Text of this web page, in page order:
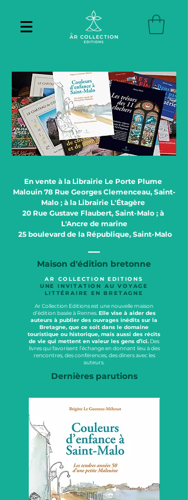
En vente à la Librairie Le Porte Plume
Malouin 78 Rue Georges Clemenceau, Saint-
Malo ; à la Librairie L'Étagère
20 Rue Gustave Flaubert, Saint-Malo ; à
L'Ancre de marine
25 boulevard de la République, Saint-Malo
Maison d'édition bretonne
AR COLLECTION EDITIONS
UNE INVITATION AU VOYAGE
LITTÉRAIRE EN BRETAGNE
Ar Collection Editions est une nouvelle maison
d’édition basée à Rennes.Elle vise à aider des
auteurs à publier des ouvrages inédits sur la
Bretagne, que ce soit dans le domaine
touristique ou historique, mais aussi des récits
de vie qui mettent en valeur les gens d’ici. Des
livres qui favorisent l’échange en donnant lieu à des
rencontres, des conférences, des dîners avec les
auteurs.
Dernières parutions